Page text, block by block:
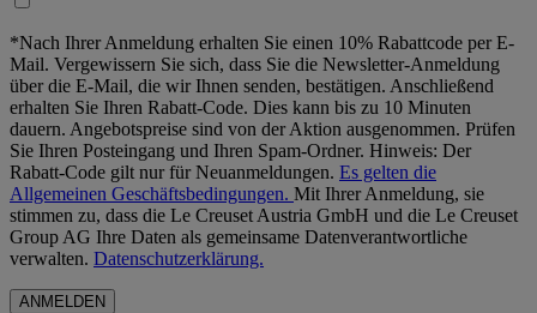
*Nach Ihrer Anmeldung erhalten Sie einen 10% Rabattcode per E-
Mail. Vergewissern Sie sich, dass Sie die Newsletter-Anmeldung
über die E-Mail, die wir Ihnen senden, bestätigen. Anschließend
erhalten Sie Ihren Rabatt-Code. Dies kann bis zu 10 Minuten
dauern. Angebotspreise sind von der Aktion ausgenommen. Prüfen
Sie Ihren Posteingang und Ihren Spam-Ordner. Hinweis: Der
Rabatt-Code gilt nur für Neuanmeldungen. Es gelten die
Allgemeinen Geschäftsbedingungen. Mit Ihrer Anmeldung, sie
stimmen zu, dass die Le Creuset Austria GmbH und die Le Creuset
Group AG Ihre Daten als gemeinsame Datenverantwortliche
verwalten. Datenschutzerklärung.